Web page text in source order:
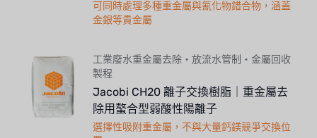
可同時處理多種重金屬與氰化物錯合物，涵蓋
金銀等貴金屬
工業廢水重金屬去除・放流水管制・金屬回收
製程
Jacobi CH20 離子交換樹脂｜重金屬去
除用螯合型弱酸性陽離子
選擇性吸附重金屬，不與大量鈣鎂競爭交換位